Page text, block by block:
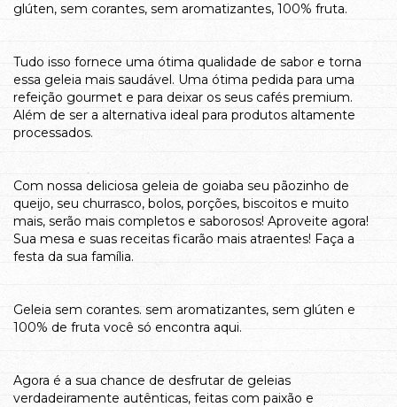
glúten, sem corantes, sem aromatizantes, 100% fruta.
Tudo isso fornece uma ótima qualidade de sabor e torna
essa geleia mais saudável. Uma ótima pedida para uma
refeição gourmet e para deixar os seus cafés premium.
Além de ser a alternativa ideal para produtos altamente
processados.
Com nossa deliciosa geleia de goiaba seu pãozinho de
queijo, seu churrasco, bolos, porções, biscoitos e muito
mais, serão mais completos e saborosos! Aproveite agora!
Sua mesa e suas receitas ficarão mais atraentes! Faça a
festa da sua família.
Geleia sem corantes. sem aromatizantes, sem glúten e
100% de fruta você só encontra aqui.
Agora é a sua chance de desfrutar de geleias
verdadeiramente autênticas, feitas com paixão e